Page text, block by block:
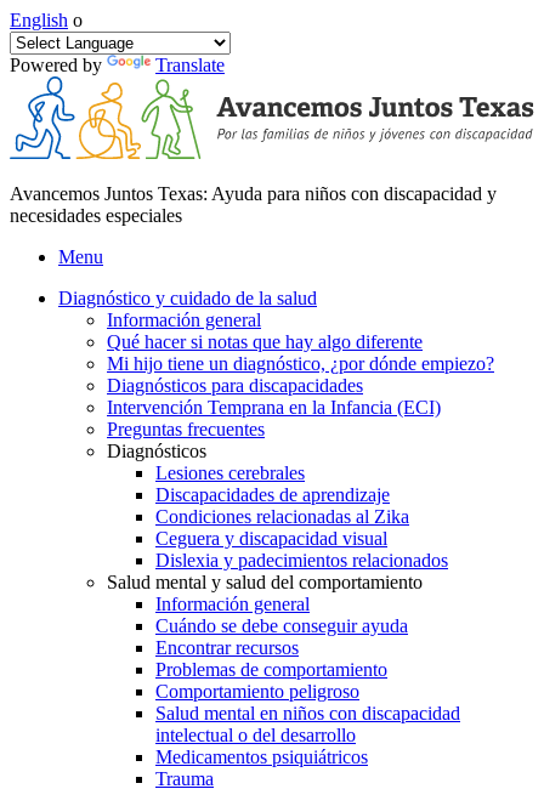
English o
Powered by Translate
Avancemos Juntos Texas: Ayuda para niños con discapacidad y
necesidades especiales
Menu
Diagnóstico y cuidado de la salud
Información general
Qué hacer si notas que hay algo diferente
Mi hijo tiene un diagnóstico, ¿por dónde empiezo?
Diagnósticos para discapacidades
Intervención Temprana en la Infancia (ECI)
Preguntas frecuentes
Diagnósticos
Lesiones cerebrales
Discapacidades de aprendizaje
Condiciones relacionadas al Zika
Ceguera y discapacidad visual
Dislexia y padecimientos relacionados
Salud mental y salud del comportamiento
Información general
Cuándo se debe conseguir ayuda
Encontrar recursos
Problemas de comportamiento
Comportamiento peligroso
Salud mental en niños con discapacidad
intelectual o del desarrollo
Medicamentos psiquiátricos
Trauma